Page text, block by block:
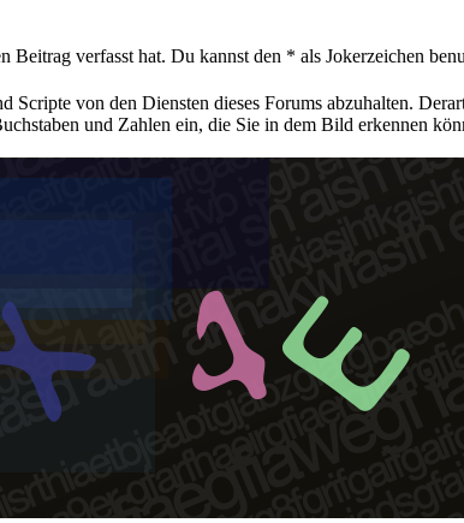
verfasst hat. Du kannst den * als Jokerzeichen
von den Diensten dieses Forums abzuhalten.
und Zahlen ein, die Sie in dem Bild erkennen